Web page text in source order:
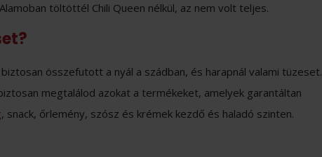
töltöttél Chili Queen nélkül, az nem volt teljes.
összefutott a nyál a szádban, és harapnál valami tüzeset.
megtalálod azokat a termékeket, amelyek garantáltan
, snack, őrlemény, szósz és krémek kezdő és haladó szinten.